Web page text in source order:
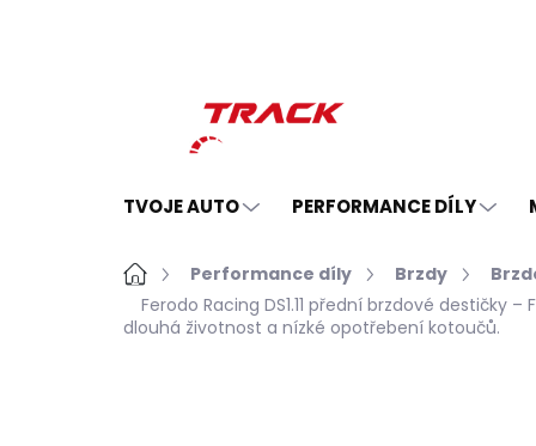
TVOJE AUTO PERFORMANCE DÍLY
DomůPerformance díly Brzdy
Ferodo Racing DS1.11 přední brzdové destičky –
dlouhá životnost a nízké opotřebení kotoučů.